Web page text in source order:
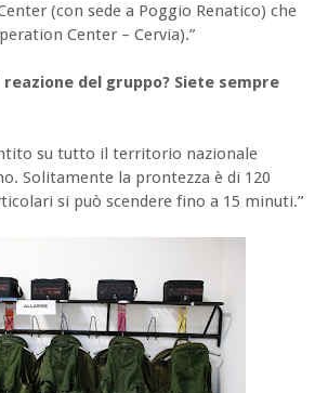
(con sede a Poggio Renatico) che
Center – Cervia).”
del gruppo? Siete sempre
su tutto il territorio nazionale
Solitamente la prontezza è di 120
si può scendere fino a 15 minuti.”